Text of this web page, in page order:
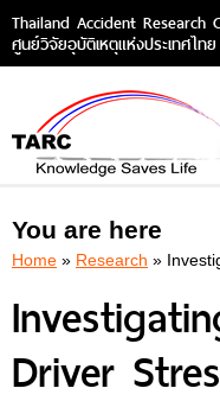
Thailand Accident Research
ศูนย์วิจัยอุบัติเหตุแห่งประเทศไทย
You are here
Home » Research »
Driver